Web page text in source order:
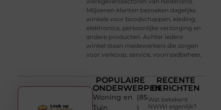
Miljoenen klanten bezoeken dagelijks
winkels voor boodschappen, kleding,
elektronica, persoonlijke verzorging en
andere producten. Achter iedere
winkel staan medewerkers die zorgen
voor verkoop, service, voorraadbeheer,
POPULAIRE
ONDERWERPEN
Woning en
Tuin
(85
)
RECENTE
BERICHTEN
Wat betekent
NWWI eigenlijk?